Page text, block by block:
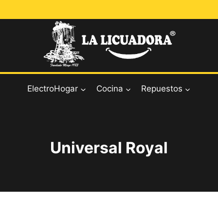
ElectroHogar Cocina Repuestos
Universal Royal